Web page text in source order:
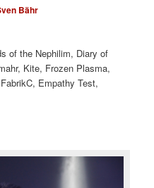
Bähr
of the Nephilim, Diary of
Kite, Frozen Plasma,
Empathy Test,